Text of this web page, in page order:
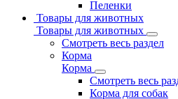
Пеленки
Товары для животных
Товары для животных
Смотреть весь раздел
Корма
Корма
Смотреть весь
Корма для собак